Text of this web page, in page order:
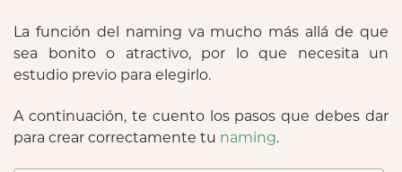
La función del naming va mucho más allá de que
sea bonito o atractivo, por lo que necesita un
estudio previo para elegirlo.
A continuación, te cuento los pasos que debes dar
para crear correctamente tu naming.